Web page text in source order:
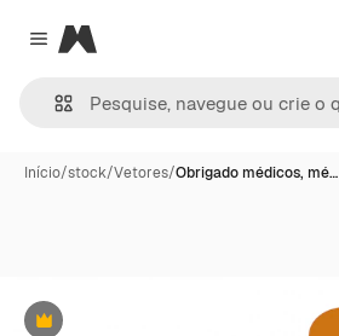
Close menu
Magnific
Início/stock/Vetores/Obrigado médicos, mé…
Premium